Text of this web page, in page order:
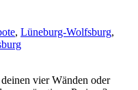
, Lüneburg-Wolfsburg,
vier Wänden oder